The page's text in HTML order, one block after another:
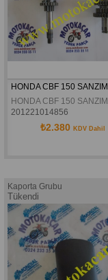
201221014856
₺2.380 KDV Dahil
Kaporta Grubu
Tükendi